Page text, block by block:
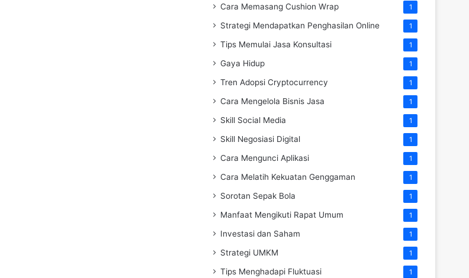
Cara Memasang Cushion Wrap 1
Strategi Mendapatkan Penghasilan Online 1
Tips Memulai Jasa Konsultasi 1
Gaya Hidup 1
Tren Adopsi Cryptocurrency 1
Cara Mengelola Bisnis Jasa 1
Skill Social Media 1
Skill Negosiasi Digital 1
Cara Mengunci Aplikasi 1
Cara Melatih Kekuatan Genggaman 1
Sorotan Sepak Bola 1
Manfaat Mengikuti Rapat Umum 1
Investasi dan Saham 1
Strategi UMKM 1
Tips Menghadapi Fluktuasi 1